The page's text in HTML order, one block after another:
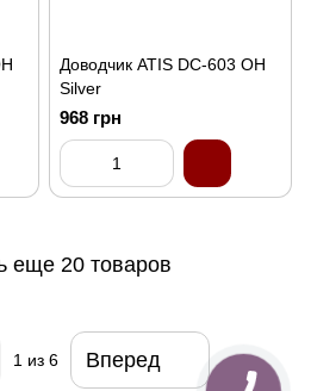
Доводчик ATIS DC-603 OH
Silver
968 грн
еще 20 товаров
1 из 6 Вперед